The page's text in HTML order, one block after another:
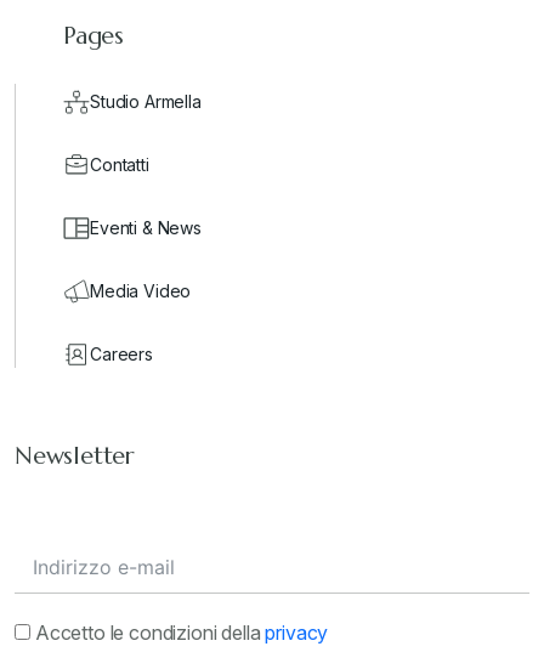
Pages
Studio Armella
Contatti
Eventi & News
Media Video
Careers
Newsletter
Accetto le condizioni dellaprivacy